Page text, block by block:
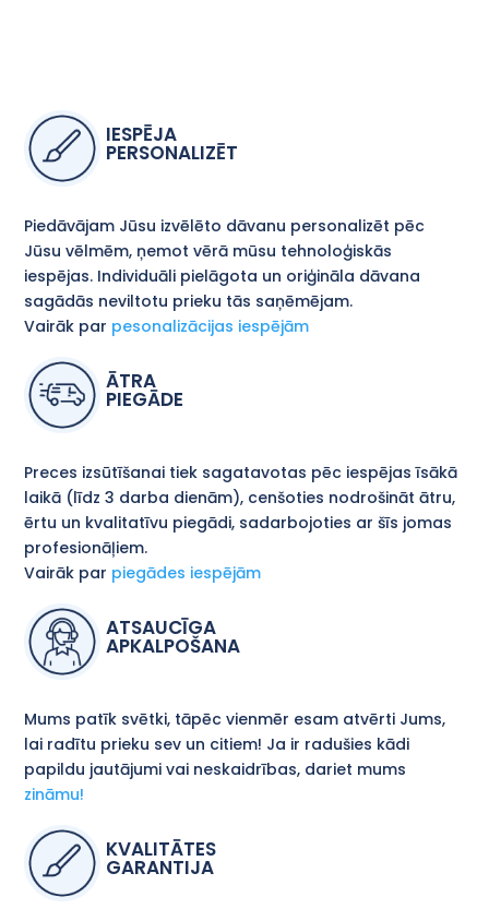
IESPĒJA
PERSONALIZĒT
Piedāvājam Jūsu izvēlēto dāvanu personalizēt pēc
Jūsu vēlmēm, ņemot vērā mūsu tehnoloģiskās
iespējas. Individuāli pielāgota un oriģināla dāvana
sagādās neviltotu prieku tās saņēmējam.
Vairāk par pesonalizācijas iespējām
ĀTRA
PIEGĀDE
Preces izsūtīšanai tiek sagatavotas pēc iespējas īsākā
laikā (līdz 3 darba dienām), cenšoties nodrošināt ātru,
ērtu un kvalitatīvu piegādi, sadarbojoties ar šīs jomas
profesionāļiem.
Vairāk par piegādes iespējām
ATSAUCĪGA
APKALPOŠANA
Mums patīk svētki, tāpēc vienmēr esam atvērti Jums,
lai radītu prieku sev un citiem! Ja ir radušies kādi
papildu jautājumi vai neskaidrības, dariet mums
zināmu!
KVALITĀTES
GARANTIJA